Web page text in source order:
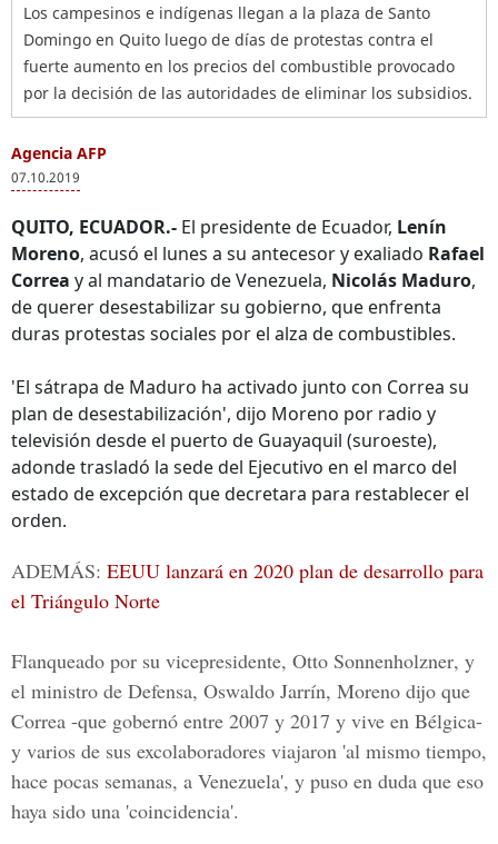
Los campesinos e indígenas llegan a la plaza de Santo
Domingo en Quito luego de días de protestas contra el
fuerte aumento en los precios del combustible provocado
por la decisión de las autoridades de eliminar los subsidios.
Agencia AFP
07.10.2019
QUITO, ECUADOR.- El presidente de Ecuador, Lenín
Moreno, acusó el lunes a su antecesor y exaliado Rafael
Correa y al mandatario de Venezuela, Nicolás Maduro,
de querer desestabilizar su gobierno, que enfrenta
duras protestas sociales por el alza de combustibles.
'El sátrapa de Maduro ha activado junto con Correa su
plan de desestabilización', dijo Moreno por radio y
televisión desde el puerto de Guayaquil (suroeste),
adonde trasladó la sede del Ejecutivo en el marco del
estado de excepción que decretara para restablecer el
orden.
ADEMÁS: EEUU lanzará en 2020 plan de desarrollo para
el Triángulo Norte
Flanqueado por su vicepresidente, Otto Sonnenholzner, y
el ministro de Defensa, Oswaldo Jarrín, Moreno dijo que
Correa -que gobernó entre 2007 y 2017 y vive en Bélgica-
y varios de sus excolaboradores viajaron 'al mismo tiempo,
hace pocas semanas, a Venezuela', y puso en duda que eso
haya sido una 'coincidencia'.